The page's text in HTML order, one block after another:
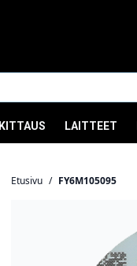
KITTAUS LAITTEET
Etusivu / FY6M105095